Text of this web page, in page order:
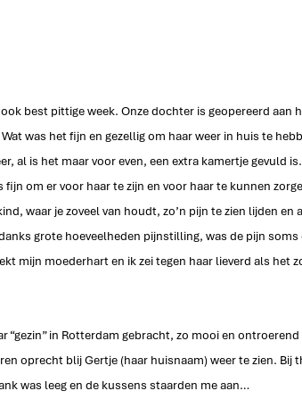
best pittige week. Onze dochter is geopereerd aan
was het fijn en gezellig om haar weer in huis te
al is het maar voor even, een extra kamertje gevuld
om er voor haar te zijn en voor haar te kunnen
waar je zoveel van houdt, zo’n pijn te zien lijden en
grote hoeveelheden pijnstilling, was de pijn soms
mijn moederhart en ik zei tegen haar lieverd als het
“gezin” in Rotterdam gebracht, zo mooi en
oprecht blij Gertje (haar huisnaam) weer te zien.
was leeg en de kussens staarden me aan…